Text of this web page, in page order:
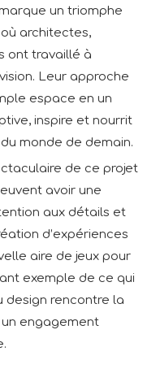
un triomphe
architectes,
ont travaillé à
Leur approche
espace en un
inspire et nourrit
monde de demain.
de ce projet
avoir une
aux détails et
d’expériences
aire de jeux pour
exemple de ce qui
design rencontre la
engagement